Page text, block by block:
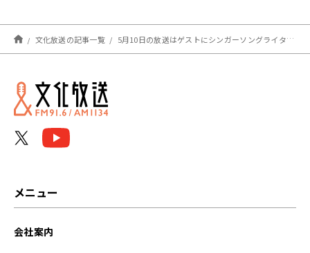
文化放送の記事一覧 5月10日の放送はゲストにシンガーソングライター・seizaさんが登場！『アインシュタイン・山崎紘菜 Heat&Heart!』
メニュー
会社案内